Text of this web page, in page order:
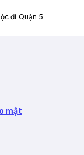
đi Quận 5
mật